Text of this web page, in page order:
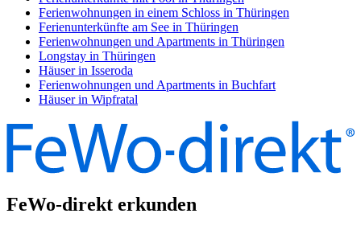
Ferienwohnungen in einem Schloss in Thüringen
Ferienunterkünfte am See in Thüringen
Ferienwohnungen und Apartments in Thüringen
Longstay in Thüringen
Häuser in Isseroda
Ferienwohnungen und Apartments in Buchfart
Häuser in Wipfratal
FeWo-direkt erkunden